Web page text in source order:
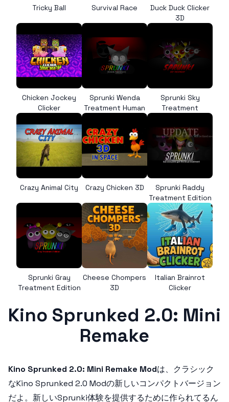
Tricky Ball Survival Race
Duck Duck Clicker
3D
Chicken Jockey
Clicker
Sprunki Wenda
Treatment Human
Sprunki Sky
Treatment
Crazy Animal City Crazy Chicken 3D
Sprunki Raddy
Treatment Edition
Sprunki Gray
Treatment Edition
Cheese Chompers
3D
Italian Brainrot
Clicker
Kino Sprunked 2.0: Mini
Remake
Kino Sprunked 2.0: Mini Remake Modは、クラシック
なKino Sprunked 2.0 Modの新しいコンパクトバージョン
だよ。新しいSprunki体験を提供するために作られてるん